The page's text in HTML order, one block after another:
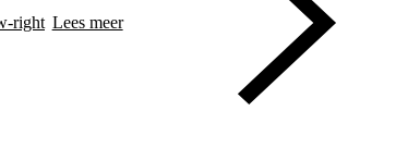
right Lees meer